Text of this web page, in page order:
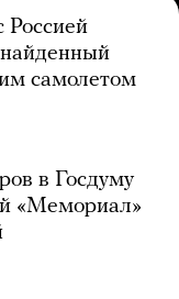
Россией
найденный
самолетом
в Госдуму
«Мемориал»